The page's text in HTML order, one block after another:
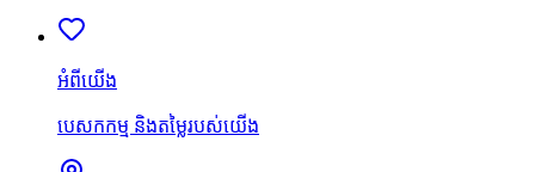
អំពីយើង
បេសកកម្ម និងតម្លៃរបស់យើង